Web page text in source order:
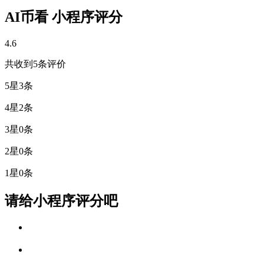
AI币看 小程序评分
4.6
共收到5条评价
5星3条
4星2条
3星0条
2星0条
1星0条
请给小程序评分吧